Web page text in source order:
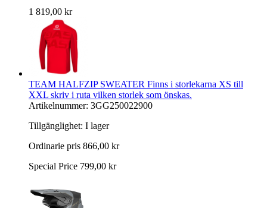
1 819,00 kr
TEAM HALFZIP SWEATER Finns i storlekarna XS till
XXL skriv i ruta vilken storlek som önskas.
Artikelnummer: 3GG250022900
Tillgänglighet: I lager
Ordinarie pris 866,00 kr
Special Price 799,00 kr